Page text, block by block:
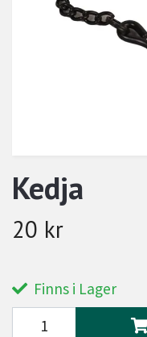
Kedja
20 kr
Finns i Lager